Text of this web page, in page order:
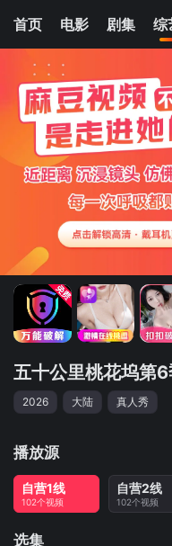
首页 电影 剧集 综
五十公里桃
五十公里桃花坞第
2026 大陆 真人秀
播放源
自营1线
102个视频
自营2线
102个视频
选集